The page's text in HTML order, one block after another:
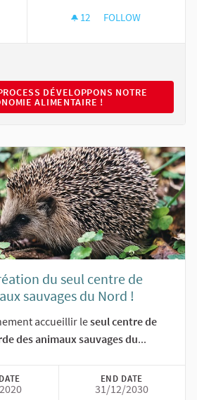
12 12 FOLLOWERS
FOLLOW
DÉVELOPPONS NOTRE
DÉVELOPPONS NOTRE
ALIMENTAIRE !
du seul centre de
sauvages du Nord !
accueillir leseul centre de
des animaux sauvages du...
END DATE
31/12/2030